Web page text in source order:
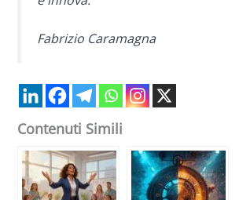
Fabrizio Caramagna
Contenuti Simili